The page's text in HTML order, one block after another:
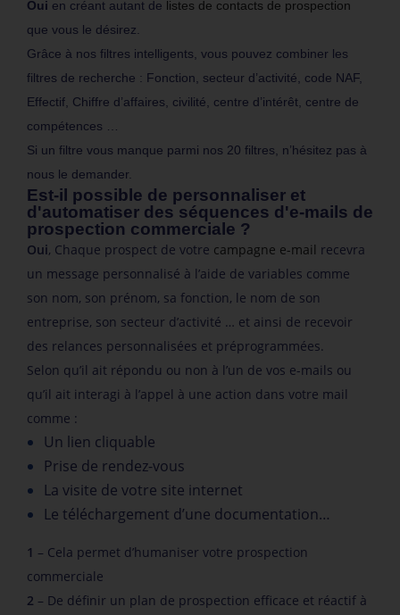
Oui en créant autant de listes de contacts de prospection
que vous le désirez.
Grâce à nos filtres intelligents, vous pouvez combiner les
filtres de recherche : Fonction, secteur d’activité, code NAF,
Effectif, Chiffre d’affaires, civilité, centre d’intérêt, centre de
compétences …
Si un filtre vous manque parmi nos 20 filtres, n’hésitez pas à
nous le demander.
Est-il possible de personnaliser et
d'automatiser des séquences d'e-mails de
prospection commerciale ?
Oui, Chaque prospect de votre campagne e-mail recevra
un message personnalisé à l’aide de variables comme
son nom, son prénom, sa fonction, le nom de son
entreprise, son secteur d’activité … et ainsi de recevoir
des relances personnalisées et préprogrammées.
Selon qu’il ait répondu ou non à l’un de vos e-mails ou
qu’il ait interagi à l’appel à une action dans votre mail
comme :
Un lien cliquable
Prise de rendez-vous
La visite de votre site internet
Le téléchargement d’une documentation…
1 – Cela permet d’humaniser votre prospection
commerciale
2 – De définir un plan de prospection efficace et réactif à